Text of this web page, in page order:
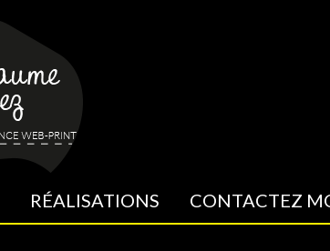
RÉALISATIONS CONTACTEZ